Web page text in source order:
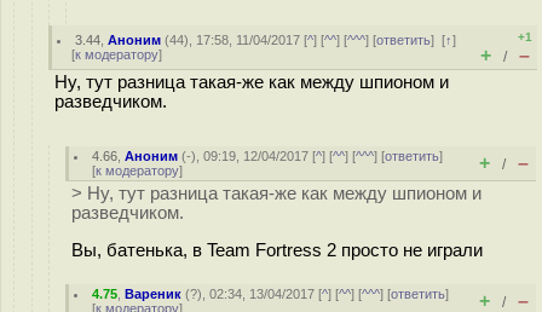
3.44 ,Аноним (44), 17:58, 11/04/2017 [^] [^^] [^^^] [ответить][↑]
[к модератору]
+1
+ / –
Ну, тут разница такая-же как между шпионом и
разведчиком.
4.66 ,Аноним (-), 09:19, 12/04/2017 [^] [^^] [^^^] [ответить]
[к модератору] + / –
> Ну, тут разница такая-же как между шпионом и
разведчиком.
Вы, батенька, в Team Fortress 2 просто не играли
4.75 ,Вареник (?), 02:34, 13/04/2017 [^] [^^] [^^^] [ответить]
[к модератору] + / –